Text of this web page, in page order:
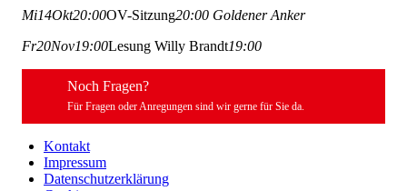
Mi14Okt20:00OV-Sitzung20:00 Goldener Anker
Fr20Nov19:00Lesung Willy Brandt19:00
Noch Fragen?
Für Fragen oder Anregungen sind wir gerne für Sie da.
Kontakt
Impressum
Datenschutzerklärung